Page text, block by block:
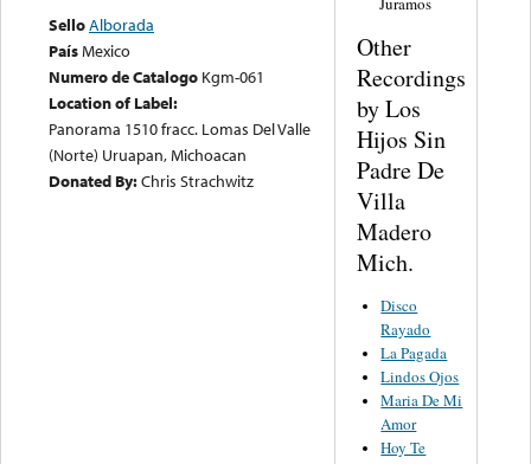
SelloAlborada
PaísMexico
Numero de Catalogo Kgm-061
Location of Label:
Panorama 1510 fracc. Lomas Del Valle
(Norte) Uruapan, Michoacan
Donated By:Chris Strachwitz
Other
Recordings
by Los
Hijos Sin
Padre De
Villa
Madero
Mich.
Disco
Rayado
La Pagada
Lindos Ojos
Maria De Mi
Amor
Hoy Te